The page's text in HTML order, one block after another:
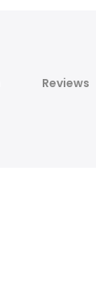
Reviews